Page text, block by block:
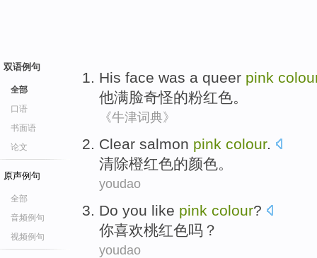
双语例句
全部
口语
书面语
论文
原声例句
全部
音频例句
视频例句
His face was a queer pink
他满脸奇怪的粉红色。
《牛津词典》
Clear salmon pink colour.
清除橙红色的颜色。
youdao
Do you like pink colour?
你喜欢桃红色吗？
youdao